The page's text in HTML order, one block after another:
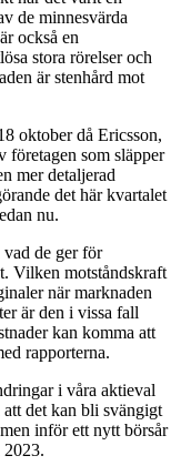
de minnesvärda
också en
stora rörelser och
är stenhård mot
oktober då Ericsson,
företagen som släpper
mer detaljerad
det här kvartalet
nu.
de ger för
Vilken motståndskraft
när marknaden
är den i vissa fall
kan komma att
rapporterna.
i våra aktieval
det kan bli svängigt
inför ett nytt börsår
2023.